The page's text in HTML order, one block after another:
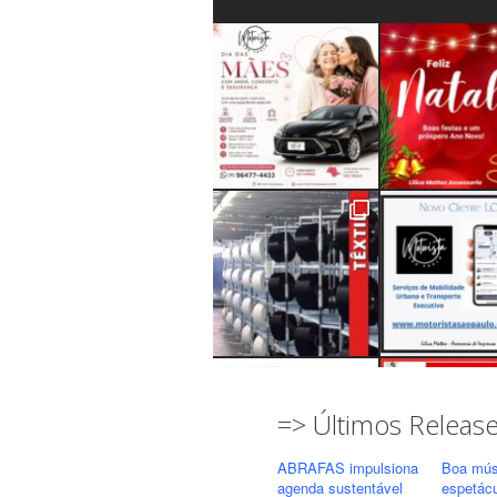
=> Últimos
ABRAFAS impulsiona
agenda sustentável
Boa